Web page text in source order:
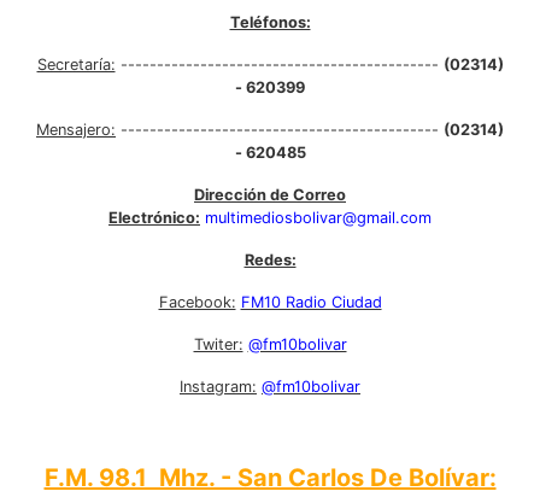
Teléfonos:
Secretaría: -------------------------------------------- (02314)
- 620399
Mensajero: -------------------------------------------- (02314)
- 620485
Dirección de Correo
Electrónico: multimediosbolivar@gmail.com
Redes:
Facebook: FM10 Radio Ciudad
Twiter: @fm10bolivar
Instagram: @fm10bolivar
F.M. 98.1 Mhz. - San Carlos De Bolívar: